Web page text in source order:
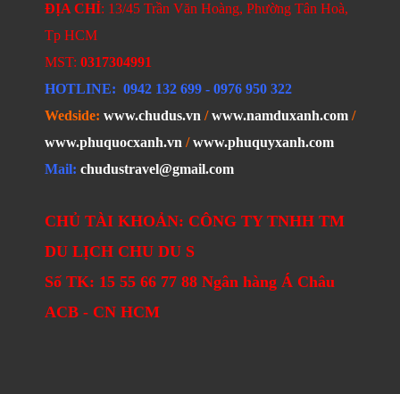
ĐỊA CHỈ: 13/45 Trần Văn Hoàng, Phường Tân Hoà,
Tp HCM
MST: 0317304991
HOTLINE: 0942 132 699 - 0976 950 322
Wedside: www.chudus.vn /www.namduxanh.com /
www.phuquocxanh.vn /www.phuquyxanh.com
Mail: chudustravel@gmail.com
CHỦ TÀI KHOẢN: CÔNG TY TNHH TM
DU LỊCH CHU DU S
Số TK: 15 55 66 77 88 Ngân hàng Á Châu
ACB - CN HCM